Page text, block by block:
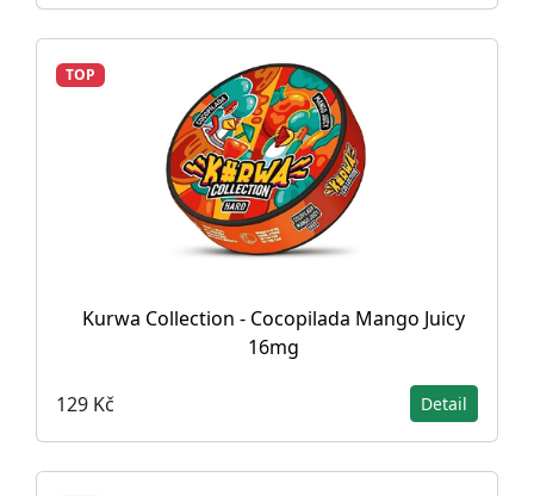
TOP
Kurwa Collection - Cocopilada Mango Juicy
16mg
129 Kč Detail